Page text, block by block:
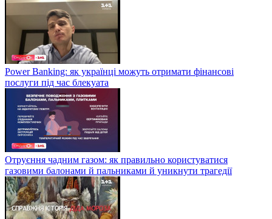
Power Banking: як українці можуть отримати фінансові
послуги під час блекуата
Отруєння чадним газом: як правильно користуватися
газовими балонами й пальниками й уникнути трагедії